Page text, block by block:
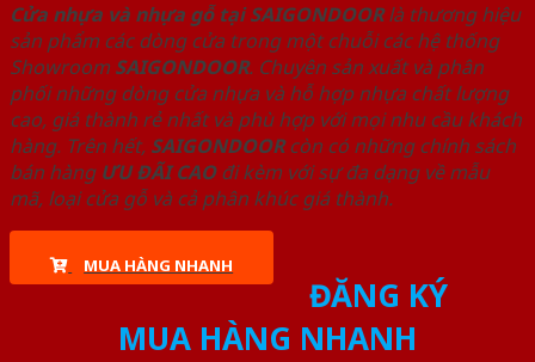
Cửa nhựa và nhựa gỗ tại SAIGONDOORlà thương hiệu
sản phẩm các dòng cửa trong một chuỗi các hệ thống
Showroom SAIGONDOOR. Chuyên sản xuất và phân
phối những dòng cửa nhựa và hỗ hợp nhựa chất lượng
cao, giá thành rẻ nhất và phù hợp với mọi nhu cầu khách
hàng. Trên hết, SAIGONDOORcòn có những chính sách
bán hàng ƯU ĐÃI CAOđi kèm với sự đa dạng về mẫu
mã, loại cửa gỗ và cả phân khúc giá thành.
MUA HÀNG NHANH
ĐĂNG KÝ
MUA HÀNG NHANH